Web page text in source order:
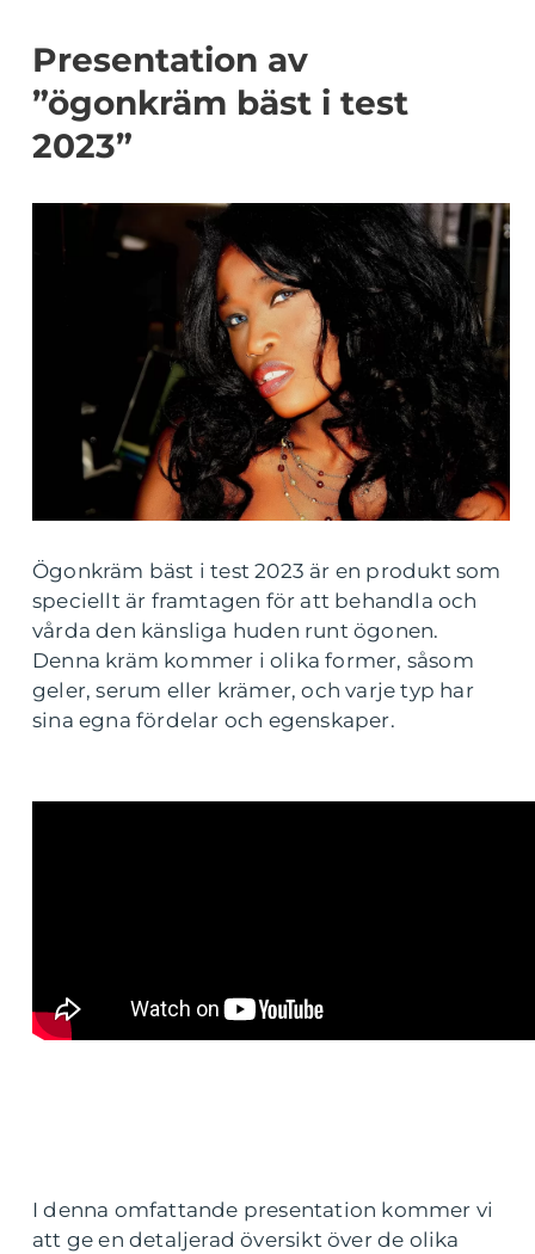
Presentation av
”ögonkräm bäst i test
2023”
Ögonkräm bäst i test 2023 är en produkt som
speciellt är framtagen för att behandla och
vårda den känsliga huden runt ögonen.
Denna kräm kommer i olika former, såsom
geler, serum eller krämer, och varje typ har
sina egna fördelar och egenskaper.
I denna omfattande presentation kommer vi
att ge en detaljerad översikt över de olika